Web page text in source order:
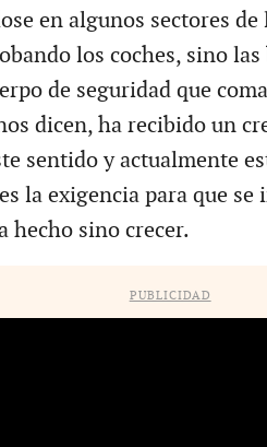
en algunos sectores de
los coches, sino
de seguridad que
dicen, ha recibido un
sentido y actualmente
la exigencia para que se
hecho sino crecer.
PUBLICIDAD